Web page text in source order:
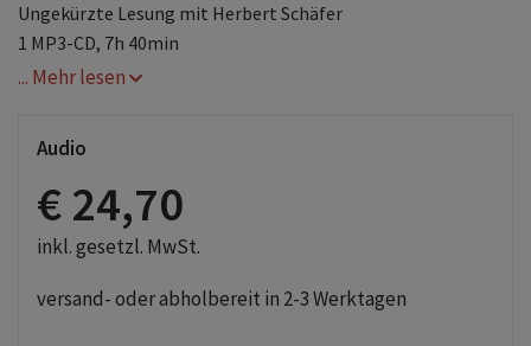
Ungekürzte Lesung mit Herbert Schäfer
1 MP3-CD, 7h 40min
... Mehr lesen
Audio
€ 24,70
inkl. gesetzl. MwSt.
versand- oder abholbereit in 2-3 Werktagen